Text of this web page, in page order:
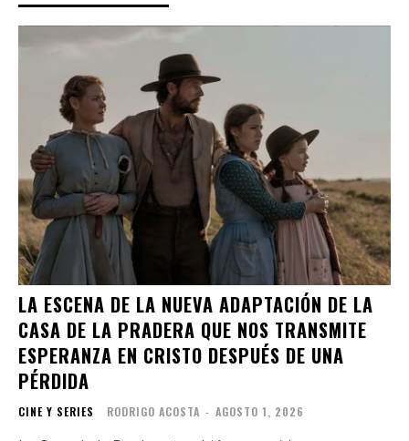
LA ESCENA DE LA NUEVA ADAPTACIÓN DE LA
CASA DE LA PRADERA QUE NOS TRANSMITE
ESPERANZA EN CRISTO DESPUÉS DE UNA
PÉRDIDA
CINE Y SERIES RODRIGO ACOSTA - AGOSTO 1, 2026